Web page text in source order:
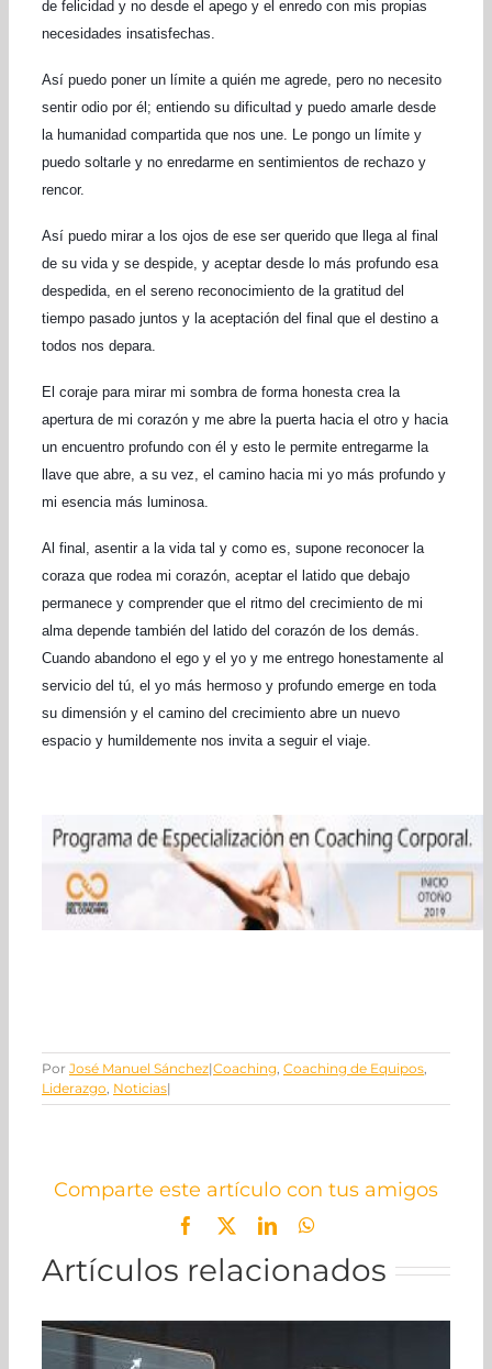
de felicidad y no desde el apego y el enredo con mis propias
necesidades insatisfechas.
Así puedo poner un límite a quién me agrede, pero no necesito
sentir odio por él; entiendo su dificultad y puedo amarle desde
la humanidad compartida que nos une. Le pongo un límite y
puedo soltarle y no enredarme en sentimientos de rechazo y
rencor.
Así puedo mirar a los ojos de ese ser querido que llega al final
de su vida y se despide, y aceptar desde lo más profundo esa
despedida, en el sereno reconocimiento de la gratitud del
tiempo pasado juntos y la aceptación del final que el destino a
todos nos depara.
El coraje para mirar mi sombra de forma honesta crea la
apertura de mi corazón y me abre la puerta hacia el otro y hacia
un encuentro profundo con él y esto le permite entregarme la
llave que abre, a su vez, el camino hacia mi yo más profundo y
mi esencia más luminosa.
Al final, asentir a la vida tal y como es, supone reconocer la
coraza que rodea mi corazón, aceptar el latido que debajo
permanece y comprender que el ritmo del crecimiento de mi
alma depende también del latido del corazón de los demás.
Cuando abandono el ego y el yo y me entrego honestamente al
servicio del tú, el yo más hermoso y profundo emerge en toda
su dimensión y el camino del crecimiento abre un nuevo
espacio y humildemente nos invita a seguir el viaje.
Por José Manuel Sánchez|Coaching Coaching de Equipos
Liderazgo Noticias|
Comparte este artículo con tus amigos
Facebook LinkedInWhatsApp
Artículos relacionados